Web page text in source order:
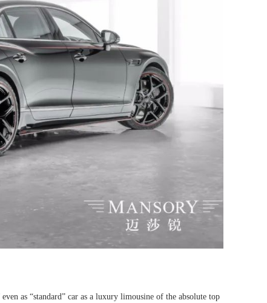
as “standard” car as a luxury limousine of the absolute top